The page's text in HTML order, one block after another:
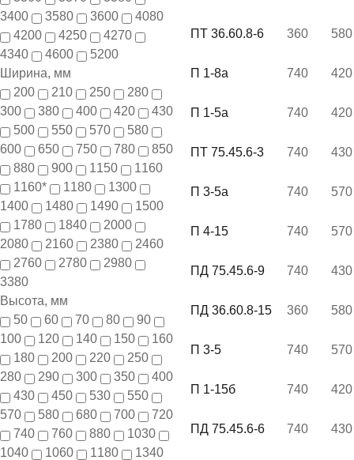
3400
3580 3600
4080
4200
4250
4270
4340
4600
5200
Ширина, мм
200
210 250
280
300
380 400 420
430
500
550 570
580
600
650 750 780
850
880
900 1150
1160
1160*
1180
1300
1400
1480 1490
1500
1780
1840
2000
2080
2160 2380
2460
2760
2780
2980
3380
Высота, мм
50
60 70 80
90
100
120 140 150
160
180
200 220
250
280
290 300 350
400
430
450 530
550
570
580 680 700
720
740
760 880
1030
1040
1060 1180
1340
ПТ 36.60.8-6 360 580
П 1-8а 740 420
П 1-5а 740 420
ПТ 75.45.6-3 740 430
П 3-5а 740 570
П 4-15 740 570
ПД 75.45.6-9 740 430
ПД 36.60.8-15 360 580
П 3-5 740 570
П 1-15б 740 420
ПД 75.45.6-6 740 430